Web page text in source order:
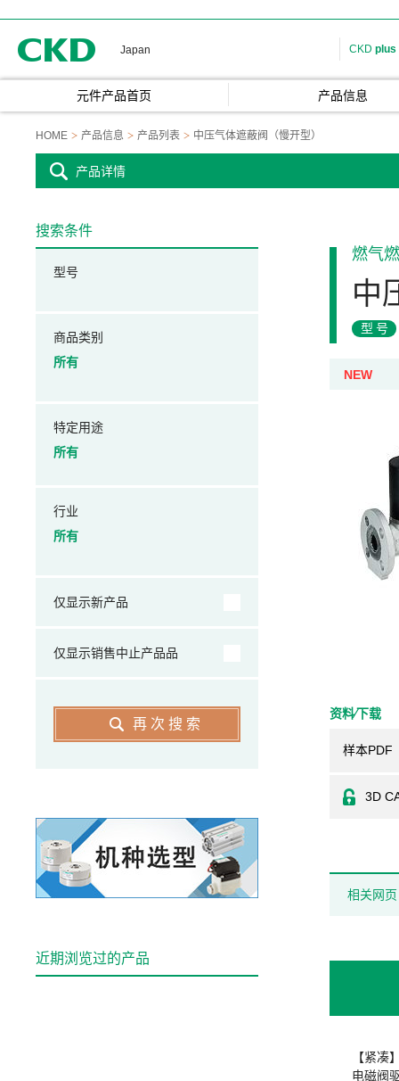
Japan CKD plus
元件产品首页 产品信息
HOME 产品信息 产品列表 中压气体遮蔽阀（慢开型）
产品详情
燃气
中
型号
NEW
资料⁄下载
样本PDF
3D
相关网页
【紧凑
电磁阀
搜索条件
型号
商品类别
所有
特定用途
所有
行业
所有
仅显示新产品
仅显示销售中止产品品
再次搜索
近期浏览过的产品